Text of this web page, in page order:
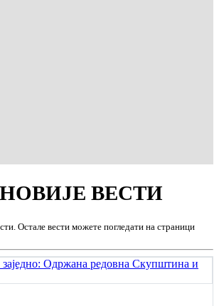
ВЕСТИ
Остале вести можете погледати на страници